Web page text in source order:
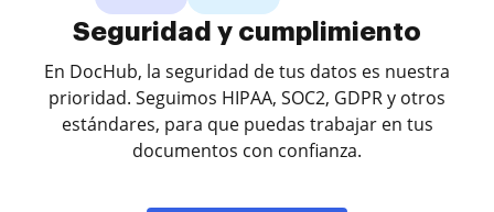
Seguridad y cumplimiento
En DocHub, la seguridad de tus datos es nuestra
prioridad. Seguimos HIPAA, SOC2, GDPR y otros
estándares, para que puedas trabajar en tus
documentos con confianza.